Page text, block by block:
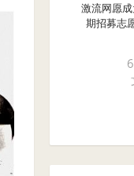
激流网愿
期招募志